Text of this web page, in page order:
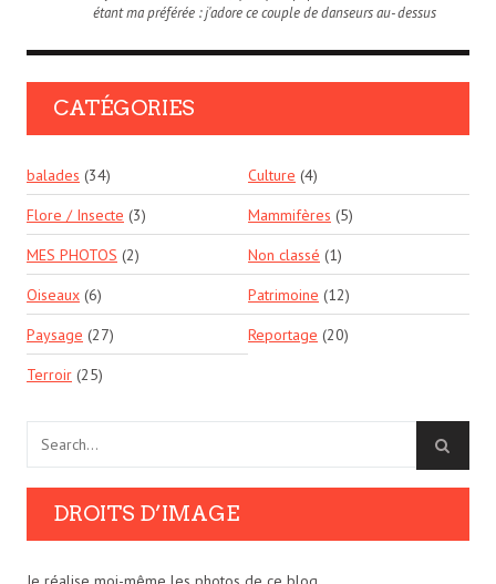
étant ma préférée : j'adore ce couple de danseurs au- dessus
CATÉGORIES
balades (34) Culture (4)
Flore / Insecte (3) Mammifères (5)
MES PHOTOS (2) Non classé (1)
Oiseaux (6) Patrimoine (12)
Paysage (27) Reportage (20)
Terroir (25)
DROITS D’IMAGE